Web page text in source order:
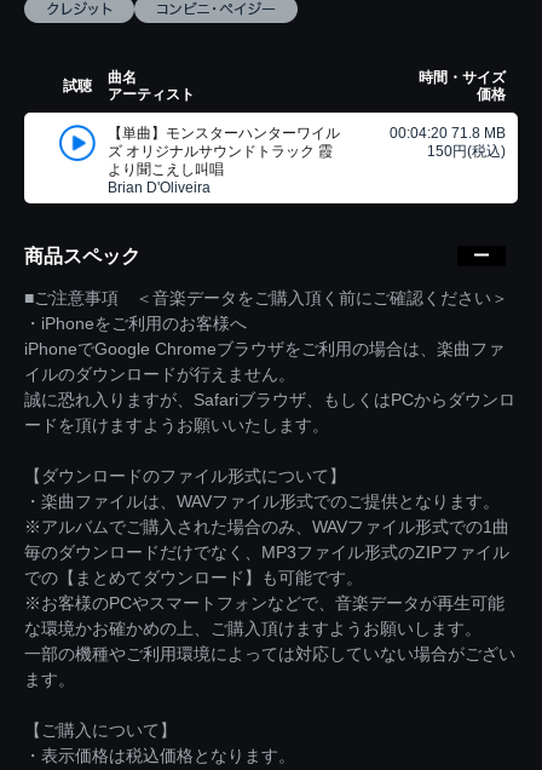
試聴
曲名
アーティスト
時間・サイズ
価格
【単曲】モンスターハンターワイル
ズ オリジナルサウンドトラック 霞
より聞こえし叫唱
Brian D'Oliveira
00:04:20 71.8 MB
150円(税込)
商品スペック
■ご注意事項 ＜音楽データをご購入頂く前にご確認ください＞
・iPhoneをご利用のお客様へ
iPhoneでGoogle Chromeブラウザをご利用の場合は、楽曲ファ
イルのダウンロードが行えません。
誠に恐れ入りますが、Safariブラウザ、もしくはPCからダウンロ
ードを頂けますようお願いいたします。
【ダウンロードのファイル形式について】
・楽曲ファイルは、WAVファイル形式でのご提供となります。
※アルバムでご購入された場合のみ、WAVファイル形式での1曲
毎のダウンロードだけでなく、MP3ファイル形式のZIPファイル
での【まとめてダウンロード】も可能です。
※お客様のPCやスマートフォンなどで、音楽データが再生可能
な環境かお確かめの上、ご購入頂けますようお願いします。
一部の機種やご利用環境によっては対応していない場合がござい
ます。
【ご購入について】
・表示価格は税込価格となります。